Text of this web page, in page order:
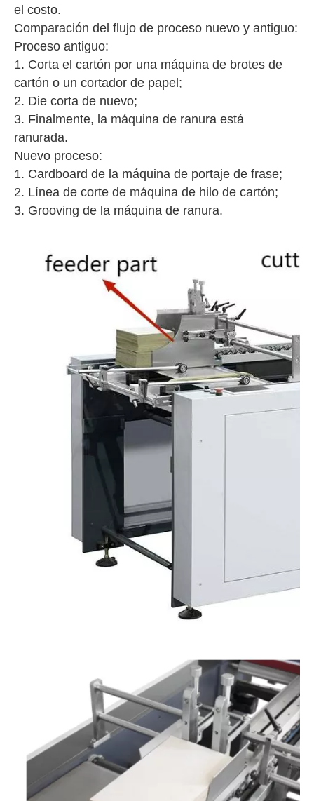
el costo.
Comparación del flujo de proceso nuevo y antiguo:
Proceso antiguo:
1. Corta el cartón por una máquina de brotes de
cartón o un cortador de papel;
2. Die corta de nuevo;
3. Finalmente, la máquina de ranura está
ranurada.
Nuevo proceso:
1. Cardboard de la máquina de portaje de frase;
2. Línea de corte de máquina de hilo de cartón;
3. Grooving de la máquina de ranura.